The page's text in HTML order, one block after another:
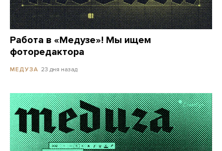
Работа в «Медузе»! Мы ищем
фоторедактора
МЕДУЗА 23 дня назад